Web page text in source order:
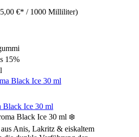
€* / 1000 Milliliter)
15%
Black Ice 30 ml
Black Ice 30 ml ❄️
Anis, Lakritz & eiskaltem